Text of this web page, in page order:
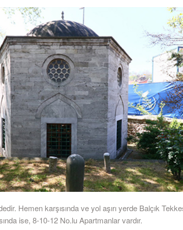
Hemen karşısında ve yol aşırı yerde Balçık
ise, 8-10-12 No.lu Apartmanlar vardır.